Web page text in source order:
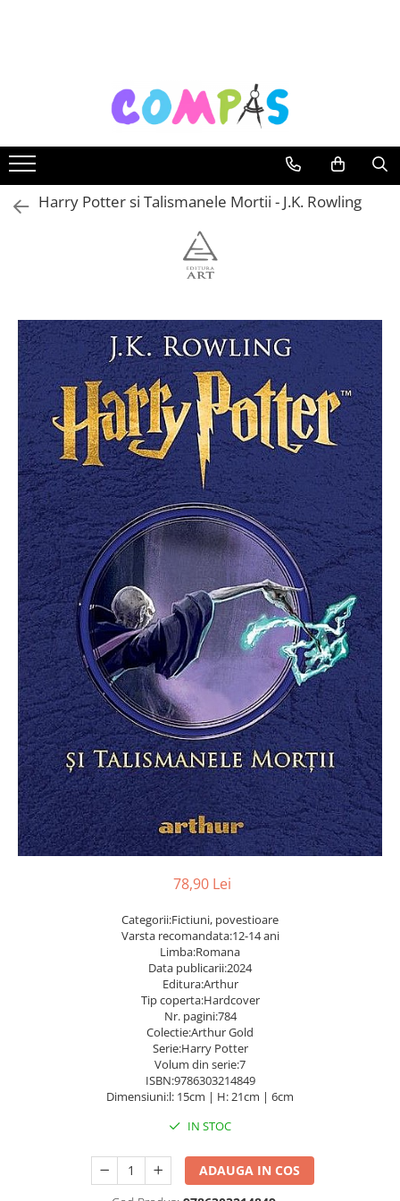
Noutăți Librăria Compas
Souvenir România
Rechizite școlare
Instrumente de scris
Pixuri
Stilouri școlare
Creioane colorate
Creioane cerate
Carioci
Radiere
Ascutițori
Corectoare și lipici
Mine și rezerve
Cretă școlară și creativă
Accesorii școlare
Coperți caiete si cărți
Etichete școlare
Carnete pentru elevi
Lupe și articole educative
Foarfece școlare
Globuri pământești
Cutii sandwich și caserole
Umbrele pentru copii
Termosuri
Pahare și sticle pentru scoală
Cutii pentru depozitare
Caiete școlare și hârtie
Caiete dictando
Caiete matematică
Hârtie pentru lucru manual
Accesorii geometrie și matematică
Truse geometrie
Socotitori și bețisoare pentru
Harry Potter si Talismanele Mortii - J.K. Rowling
78,90 Lei
Categorii:Fictiuni, povestioare
Varsta recomandata:12-14 ani
Limba:Romana
Data publicarii:2024
Editura:Arthur
Tip coperta:Hardcover
Nr. pagini:784
Colectie:Arthur Gold
Serie:Harry Potter
Volum din serie:7
ISBN:9786303214849
Dimensiuni:l: 15cm | H: 21cm | 6cm
IN STOC
ADAUGA IN COS